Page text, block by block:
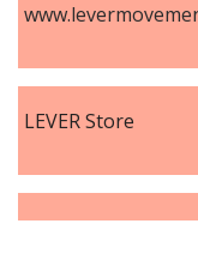
LEVER Store